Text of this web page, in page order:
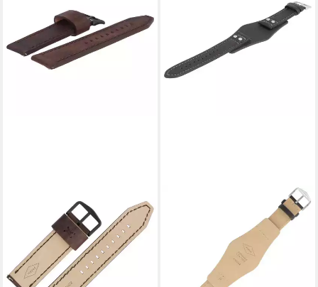
Uhrenarmband 22mm Leder
Braun FS-5251SET LB-
FS5251SET
38,99 €
lieferbar - in 2-3 Werktagen bei dir
Uhrenarmband 22mm Leder
Schwarz CH-2586 LB-
lieferbar - in 2-3 Werktagen bei dir